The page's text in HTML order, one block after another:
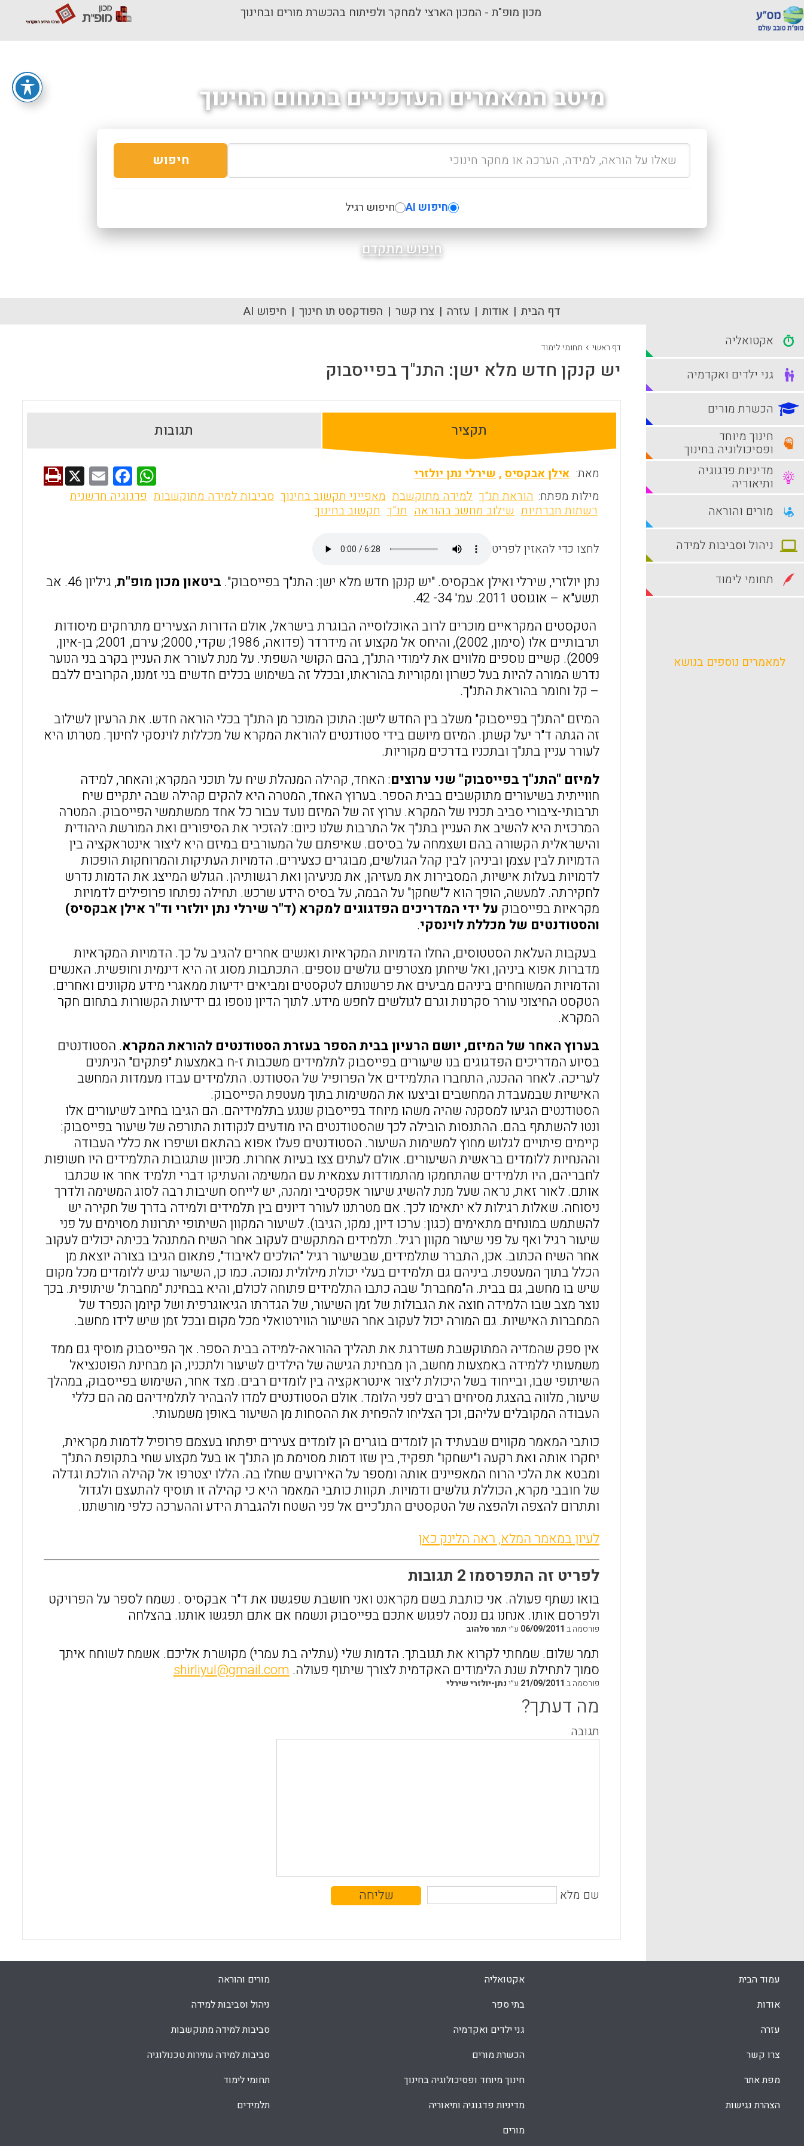
מכון מופ"ת - המכון הארצי למחקר ולפיתוח בהכשרת מורים ובחינוך
מיטב המאמרים העדכניים בתחום החינוך
חיפוש
חיפוש AI חיפוש רגיל
חיפוש מתקדם
דף הבית אודות עזרה צרו קשר הפודקסט תו חינוך חיפוש AI
דף ראשי › תחומי לימוד
יש קנקן חדש מלא ישן: התנ"ך בפייסבוק
תקציר תגובות
מאת: אילן אבקסיס,שירלי נתן יולזרי W
h
p
p
F
a
o
k
E
m
X
מילות מפתח: הוראת תנ"ך למידה מתוקשבת מאפייני תקשוב בחינוך סביבות למידה מתוקשבות פדגוגיה חדשנית
רשתות חברתיות שילוב מחשב בהוראה תנ"ך תקשוב בחינוך
לחצו כדי להאזין לפריט
נתן יולזרי, שירלי ואילן אבקסיס. "יש קנקן חדש מלא ישן: התנ"ך בפייסבוק". ביטאון מכון מופ"ת
, גיליון 46. אב
תשע"א – אוגוסט 2011. עמ' 34- 42.
הטקסטים המקראיים מוכרים לרוב האוכלוסייה הבוגרת בישראל, אולם הדורות הצעירים מתרחקים מיסודות
תרבותיים אלו (סימון, 2002), והיחס אל מקצוע זה מידרדר (פדואה, 1986; שקדי, 2000; עירם, 2001; בן-איון,
2009). קשיים נוספים מלווים את לימודי התנ"ך, בהם הקושי השפתי. על מנת לעורר את העניין בקרב בני הנוער
נדרש המורה להיות בעל כשרון ומקוריות בהוראתו, ובכלל זה בשימוש בכלים חדשים בני זמננו, הקרובים ללבם
– קל וחומר בהוראת התנ"ך.
המיזם "התנ"ך בפייסבוק" משלב בין החדש לישן: התוכן המוכר מן התנ"ך בכלי הוראה חדש. את הרעיון לשילוב
זה הגתה ד"ר יעל קשתן. המיזם מיושם בידי סטודנטים להוראת המקרא של מכללות לוינסקי לחינוך. מטרתו היא
לעורר עניין בתנ"ך ובתכניו בדרכים מקוריות.
למיזם "התנ"ך בפייסבוק" שני ערוצים: האחד, קהילה המנהלת שיח על תוכני המקרא; והאחר, למידה
חווייתית בשיעורים מתוקשבים בבית הספר. בערוץ האחד, המטרה היא להקים קהילה שבה יתקיים שיח
תרבותי-ציבורי סביב תכניו של המקרא. ערוץ זה של המיזם נועד עבור כל אחד ממשתמשי הפייסבוק. המטרה
המרכזית היא להשיב את העניין בתנ"ך אל התרבות שלנו כיום: להזכיר את הסיפורים ואת המורשת היהודית
והישראלית הקשורה בהם ושצמחה על בסיסם. שאיפתם של המעורבים במיזם היא ליצור אינטראקציה בין
הדמויות לבין עצמן וביניהן לבין קהל הגולשים, מבוגרים כצעירים. הדמויות העתיקות והמרוחקות הופכות
לדמויות בעלות אישיות, המסבירות את מעזיהן, את מניעיהן ואת רגשותיהן. הגולש המייצג את הדמות נדרש
לחקירתה. למעשה, הופך הוא ל"שחקן" על הבמה, על בסיס הידע שרכש. תחילה נפתחו פרופילים לדמויות
מקראיות בפייסבוק על ידי המדריכים הפדגוגים למקרא (ד"ר שירלי נתן יולזרי וד"ר אילן אבקסיס)
והסטודנטים של מכללת לוינסקי.
בעקבות העלאת הסטטוסים, החלו הדמויות המקראיות ואנשים אחרים להגיב על כך. הדמויות המקראיות
מדברות אפוא ביניהן, ואל שיחתן מצטרפים גולשים נוספים. התכתבות מסוג זה היא דינמית וחופשית. האנשים
והדמויות המשוחחים ביניהם מביעים את פרשנותם לטקסטים ומביאים ידיעות ממאגרי מידע מקוונים ואחרים.
הטקסט החיצוני עורר סקרנות וגרם לגולשים לחפש מידע. לתוך הדיון נוספו גם ידיעות הקשורות בתחום חקר
המקרא.
בערוץ האחר של המיזם, יושם הרעיון בבית הספר בעזרת הסטודנטים להוראת המקרא. הסטודנטים
בסיוע המדריכים הפדגוגים בנו שיעורים בפייסבוק לתלמידים משכבות ז-ח באמצעות "פתקים" הניתנים
לעריכה. לאחר ההכנה, התחברו התלמידים אל הפרופיל של הסטודנט. התלמידים עבדו מעמדות המחשב
האישיות שבמעבדת המחשבים וביצעו את המשימות בתוך מעטפת הפייסבוק.
הסטודנטים הגיעו למסקנה שהיה משהו מיוחד בפייסבוק שנגע בתלמידיהם. הם הגיבו בחיוב לשיעורים אלו
ונטו להשתתף בהם. ההתנסות הובילה לכך שהסטודנטים היו מודעים לנקודות התורפה של שיעור בפייסבוק:
קיימים פיתויים לגלוש מחוץ למשימות השיעור. הסטודנטים פעלו אפוא בהתאם ושיפרו את כללי העבודה
וההנחיות ללומדים בראשית השיעורים. אולם לעתים צצו בעיות אחרות. מכיוון שתגובות התלמידים היו חשופות
לחבריהם, היו תלמידים שהתחמקו מהתמודדות עצמאית עם המשימה והעתיקו דברי תלמיד אחר או שכתבו
אותם. לאור זאת, נראה שעל מנת להשיג שיעור אפקטיבי ומהנה, יש לייחס חשיבות רבה לסוג המשימה ולדרך
ניסוחה. שאלות רגילות לא יתאימו לכך. אם מטרתנו לעורר דיונים בין תלמידים ולמידה בדרך של חקירה יש
להשתמש במונחים מתאימים (כגון: ערכו דיון, נמקו, הגיבו). לשיעור המקוון השיתופי יתרונות מסוימים על פני
שיעור רגיל ואף על פני שיעור מקוון רגיל. תלמידים המתקשים לעקוב אחר השיח המתנהל בכיתה יכולים לעקוב
אחר השיח הכתוב. אכן, התברר שתלמידים, שבשיעור רגיל "הולכים לאיבוד", פתאום הגיבו בצורה יוצאת מן
הכלל בתוך המעטפת. ביניהם גם תלמידים בעלי יכולת מילולית נמוכה. כמו כן, השיעור נגיש ללומדים מכל מקום
שיש בו מחשב, גם בבית. ה"מחברת" שבה כתבו התלמידים פתוחה לכולם, והיא בבחינת "מחברת" שיתופית. בכך
נוצר מצב שבו הלמידה חוצה את הגבולות של זמן השיעור, של הגדרתו הגיאוגרפית ושל קיומן הנפרד של
המחברות האישיות. גם המורה יכול לעקוב אחר השיעור הווירטואלי מכל מקום ובכל זמן שיש לידו מחשב.
אין ספק שהמדיה המתוקשבת משדרגת את תהליך ההוראה-למידה בבית הספר. אך הפייסבוק מוסיף גם ממד
משמעותי ללמידה באמצעות מחשב, הן מבחינת הגישה של הילדים לשיעור ולתכניו, הן מבחינת הפוטנציאל
השיתופי שבו, ובייחוד בשל היכולת ליצור אינטראקציה בין לומדים רבים. מצד אחר, השימוש בפייסבוק, במהלך
שיעור, מלווה בהצגת מסיחים רבים לפני הלומד. אולם הסטודנטים למדו להבהיר לתלמידיהם מה הם כללי
העבודה המקובלים עליהם, וכך הצליחו להפחית את ההסחות מן השיעור באופן משמעותי.
כותבי המאמר מקווים שבעתיד הן לומדים בוגרים הן לומדים צעירים יפתחו בעצמם פרופיל לדמות מקראית,
יחקרו אותה ואת רקעה ו"ישחקו" תפקיד, בין שזו דמות מסוימת מן התנ"ך או בעל מקצוע שחי בתקופת התנ"ך
ומבטא את הלכי הרוח המאפיינים אותה ומספר על האירועים שחלו בה. הללו יצטרפו אל קהילה הולכת וגדלה
של חובבי מקרא, הכוללת גולשים ודמויות. תקוות כותבי המאמר היא כי קהילה זו תוסיף להתעצם ולגדול
ותתרום להצפה ולהפצה של הטקסטים התנ"כיים אל פני השטח ולהגברת הידע וההערכה כלפי מורשתנו.
לעיון במאמר המלא, ראה הלינק כאן
לפריט זה התפרסמו 2 תגובות
בואו נשתף פעולה. אני כותבת בשם מקראנט ואני חושבת שפגשנו את ד"ר אבקסיס . נשמח לספר על הפרויקט
ולפרסם אותו. אנחנו גם ננסה לפגוש אתכם בפייסבוק ונשמח אם אתם תפגשו אותנו. בהצלחה
פורסמה ב 06/09/2011 ע״יתמר סלהוב
תמר שלום. שמחתי לקרוא את תגובתך. הדמות שלי (עתליה בת עמרי) מקושרת אליכם. אשמח לשוחח איתך
סמוך לתחילת שנת הלימודים האקדמית לצורך שיתוף פעולה. shirliyul@gmail.com
פורסמה ב 21/09/2011 ע״ינתן-יולזרי שירלי
מה דעתך?
תגובה
שם מלא
אקטואליה
גני ילדים ואקדמיה
הכשרת מורים
חינוך מיוחד
ופסיכולוגיה בחינוך
מדיניות פדגוגיה
ותיאוריה
מורים והוראה
ניהול וסביבות למידה
תחומי לימוד
למאמרים נוספים בנושא
עמוד הבית
אודות
עזרה
צרו קשר
מפת אתר
הצהרת נגישות
אקטואליה
בתי ספר
גני ילדים ואקדמיה
הכשרת מורים
חינוך מיוחד ופסיכולוגיה בחינוך
מדיניות פדגוגיה ותיאוריה
מורים
מורים והוראה
ניהול וסביבות למידה
סביבות למידה מתוקשבות
סביבות למידה עתירות טכנולוגיה
תחומי לימוד
תלמידים